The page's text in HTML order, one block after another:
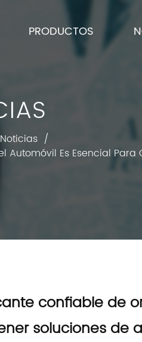
PRODUCTOS
Noticias /
Es Esencial
confiable de
soluciones